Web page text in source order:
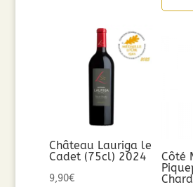
Château Lauriga le
Cadet (75cl) 2024
9,90€
Côté